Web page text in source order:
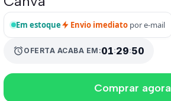
Em estoque Envio imediato por e-mail
alarmOFERTA ACABA EM:01:29:50
Comprar agora